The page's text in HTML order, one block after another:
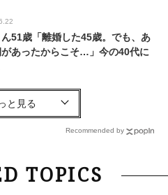
51歳「離婚した45歳。でも、あ
あったからこそ…」今の40代に
バ派】白Tシャツは「パール×ゴー
を合わせるのが正解！〈大野真理子
」は褒め言葉？“若い＝美しい”と
Recommended by
TOPICS